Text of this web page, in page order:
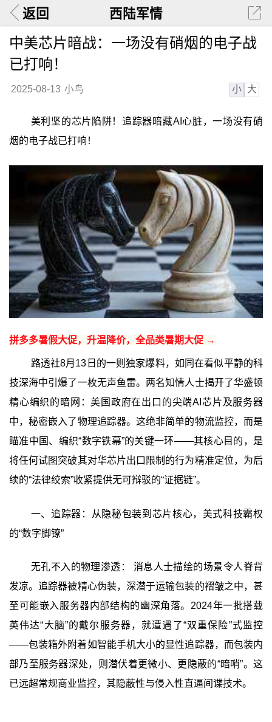
返回 西陆军情
中美芯片暗战：一场没有硝烟的电子战
已打响！
2025-08-13 小鸟 小 大
美利坚的芯片陷阱！追踪器暗藏AI心脏，一场没有硝
烟的电子战已打响！
拼多多暑假大促，升温降价，全品类暑期大促 →
路透社8月13日的一则独家爆料，如同在看似平静的科
技深海中引爆了一枚无声鱼雷。两名知情人士揭开了华盛顿
精心编织的暗网：美国政府在出口的尖端AI芯片及服务器
中，秘密嵌入了物理追踪器。这绝非简单的物流监控，而是
瞄准中国、编织“数字铁幕”的关键一环——其核心目的，是
将任何试图突破其对华芯片出口限制的行为精准定位，为后
续的“法律绞索”收紧提供无可辩驳的“证据链”。
一、追踪器：从隐秘包装到芯片核心，美式科技霸权
的“数字脚镣”
无孔不入的物理渗透： 消息人士描绘的场景令人脊背
发凉。追踪器被精心伪装，深潜于运输包装的褶皱之中，甚
至可能嵌入服务器内部结构的幽深角落。2024年一批搭载
英伟达“大脑”的戴尔服务器，就遭遇了“双重保险”式监控
——包装箱外附着如智能手机大小的显性追踪器，而包装内
部乃至服务器深处，则潜伏着更微小、更隐蔽的“暗哨”。这
已远超常规商业监控，其隐蔽性与侵入性直逼间谍技术。